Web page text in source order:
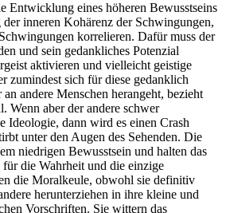
Entwicklung eines höheren Bewusstseins
inneren Kohärenz der Schwingungen,
korrelieren. Dafür muss der
und sein gedankliches Potenzial
aktivieren und vielleicht geistige
zumindest sich für diese gedanklich
andere Menschen herangeht, bezieht
Wenn aber der andere schwer
Ideologie, dann wird es einen Crash
unter den Augen des Sehenden. Die
niedrigen Bewusstsein und halten das
die Wahrheit und die einzige
die Moralkeule, obwohl sie definitiv
herunterziehen in ihre kleine und
Vorschriften. Sie wittern das